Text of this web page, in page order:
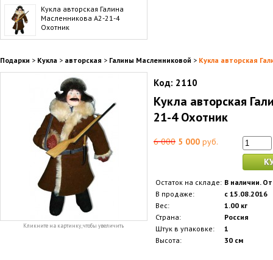
Кукла авторская Галина
Масленникова А2-21-4
Охотник
Подарки > Кукла > авторская > Галины Масленниковой > Кукла авторская
Кликните на картинку, чтобы увеличить
Код: 2110
Кукла авторская
21-4 Охотник
6 000 5 000 руб.
Остаток на складе: В наличии.
В продаже:
с 15.08.2016
Вес:
1.00 кг
Страна:
Россия
Штук в упаковке:
1
Высота:
30 см